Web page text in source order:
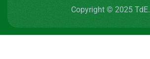
Copyright © 2025 TdE.